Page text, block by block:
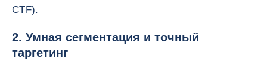
CTF).
2. Умная сегментация и точный
таргетинг